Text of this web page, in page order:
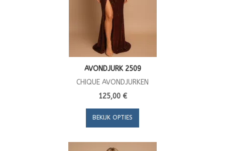
AVONDJURK 2509
CHIQUE AVONDJURKEN
125,00 €
BEKIJK OPTIES